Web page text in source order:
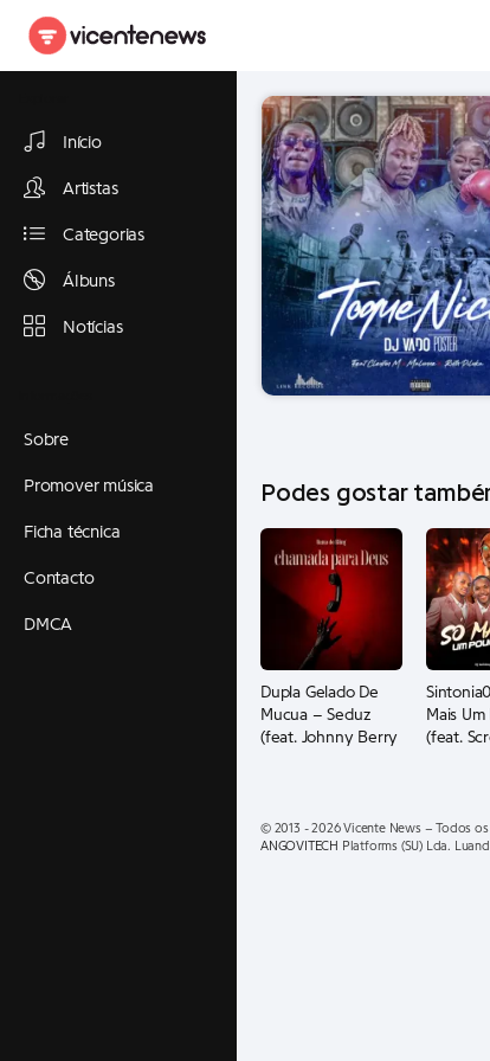
Início
Artistas
Categorias
Álbuns
Notícias
Sobre
Promover música
Ficha técnica
Contacto
DMCA
Podes gostar
Dupla Gelado De
Mucua – Seduz
(feat. Johnny Berry
Mais
(feat.
© 2013 - 2026 Vicente News – Todos
ANGOVITECH
Platforms (SU) Lda.